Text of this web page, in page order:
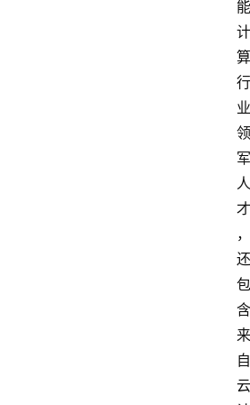
能
计
算
行
业
领
军
人
才
，
还
包
含
来
自
云